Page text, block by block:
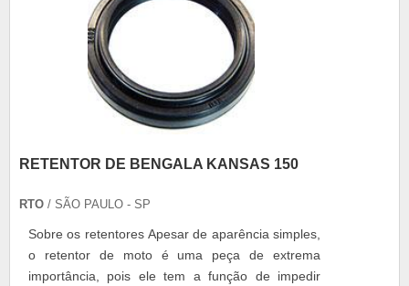
RETENTOR DE BENGALA KANSAS 150
RTO / SÃO PAULO - SP
Sobre os retentores Apesar de aparência simples,
o retentor de moto é uma peça de extrema
importância, pois ele tem a função de impedir